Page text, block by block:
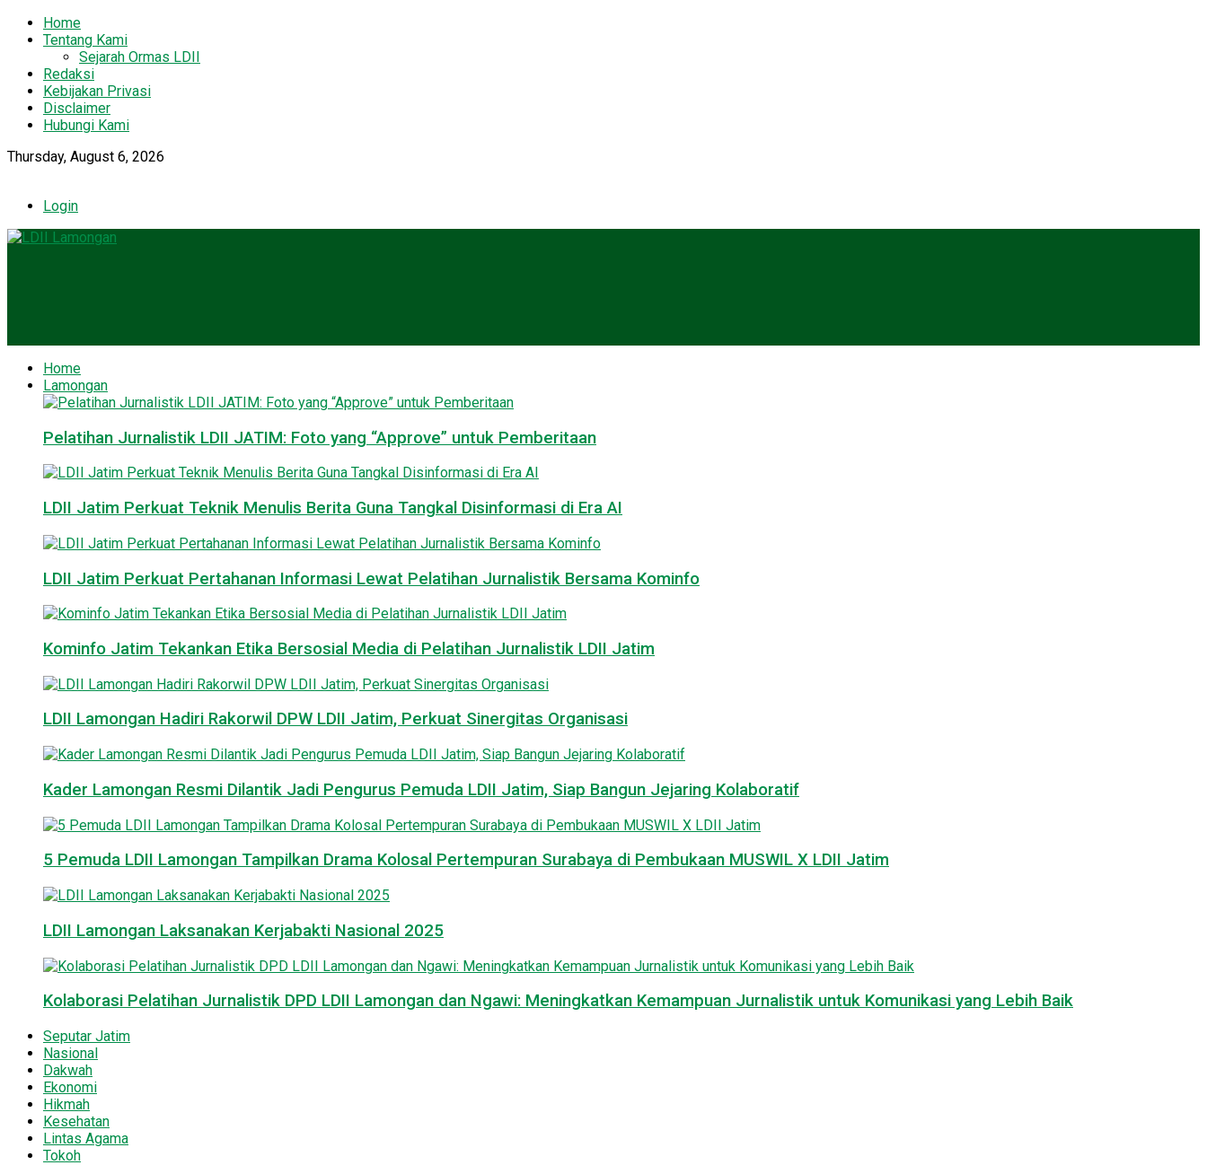
Home
Tentang Kami
Sejarah Ormas LDII
Redaksi
Kebijakan Privasi
Disclaimer
Hubungi Kami
Thursday, August 6, 2026
Login
Home
Lamongan
Pelatihan Jurnalistik LDII JATIM: Foto yang “Approve” untuk Pemberitaan
LDII Jatim Perkuat Teknik Menulis Berita Guna Tangkal Disinformasi di Era AI
LDII Jatim Perkuat Pertahanan Informasi Lewat Pelatihan Jurnalistik Bersama Kominfo
Kominfo Jatim Tekankan Etika Bersosial Media di Pelatihan Jurnalistik LDII Jatim
LDII Lamongan Hadiri Rakorwil DPW LDII Jatim, Perkuat Sinergitas Organisasi
Kader Lamongan Resmi Dilantik Jadi Pengurus Pemuda LDII Jatim, Siap Bangun Jejaring Kolaboratif
5 Pemuda LDII Lamongan Tampilkan Drama Kolosal Pertempuran Surabaya di Pembukaan MUSWIL X LDII Jatim
LDII Lamongan Laksanakan Kerjabakti Nasional 2025
Kolaborasi Pelatihan Jurnalistik DPD LDII Lamongan dan Ngawi: Meningkatkan Kemampuan Jurnalistik untuk Komunikasi yang Lebih Baik
Seputar Jatim
Nasional
Dakwah
Ekonomi
Hikmah
Kesehatan
Lintas Agama
Tokoh